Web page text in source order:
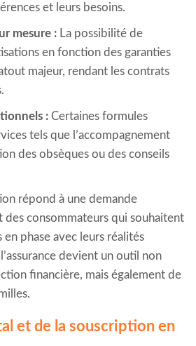
et leurs besoins.
mesure : La possibilité de
en fonction des garanties
majeur, rendant les contrats
: Certaines formules
tels que l’accompagnement
des obsèques ou des conseils
répond à une demande
des consommateurs qui souhaitent
phase avec leurs réalités
devient un outil non
financière, mais également de
et de la souscription en